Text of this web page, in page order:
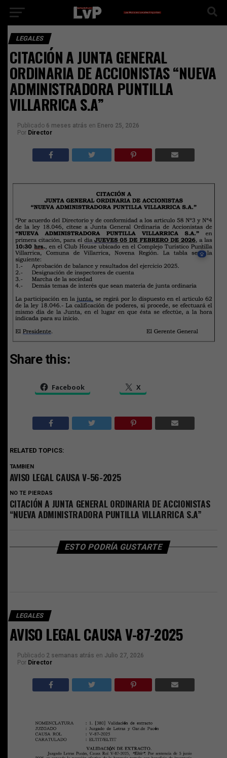
LEGALES
CITACIÓN A JUNTA GENERAL
ORDINARIA DE ACCIONISTAS “NUEVA
ADMINISTRADORA PUNTILLA
VILLARRICA S.A”
Publicado 6 meses atrás en Enero 25, 2026
Por Director
Share this:
Facebook X
RELATED TOPICS:
TAMBIEN
AVISO LEGAL CAUSA V-56-2025
NO TE PIERDAS
CITACIÓN A JUNTA GENERAL ORDINARIA DE ACCIONISTAS
“NUEVA ADMINISTRADORA PUNTILLA VILLARRICA S.A”
ESTO PODRÍA GUSTARTE
LEGALES
AVISO LEGAL CAUSA V-87-2025
Publicado 2 semanas atrás en Julio 27, 2026
Por Director